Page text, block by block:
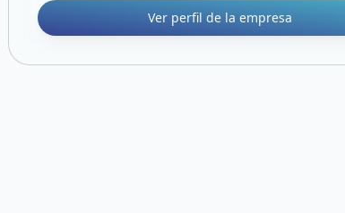
Ver perfil de la empresa